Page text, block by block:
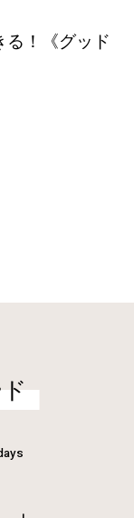
！《グッド